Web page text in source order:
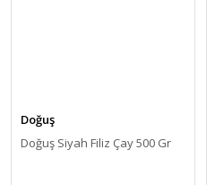
Doğuş
Doğuş Siyah Filiz Çay 500 Gr